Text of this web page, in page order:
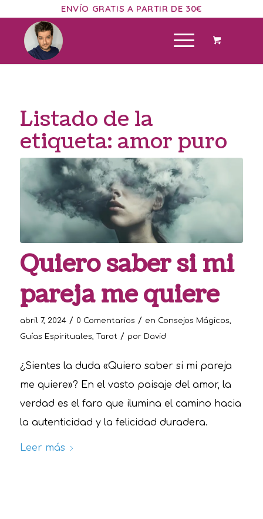
ENVÍO GRATIS A PARTIR DE 30€
Listado de la
etiqueta: amor puro
Quiero saber si mi
pareja me quiere
abril 7, 2024 / 0 Comentarios / en Consejos Mágicos
Guías Espirituales Tarot / por David
¿Sientes la duda «Quiero saber si mi pareja
me quiere»? En el vasto paisaje del amor, la
verdad es el faro que ilumina el camino hacia
la autenticidad y la felicidad duradera.
Leer más